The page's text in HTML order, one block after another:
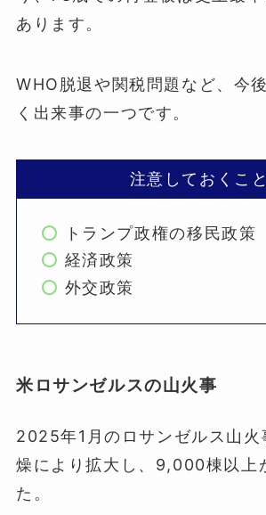
あります。
WHO脱退や関税問題など、今
く出来事の一つです。
注意しておくこと
トランプ政権の移民政策
経済政策
外交政策
米ロサンゼルスの山火事
2025年1月のロサンゼルス山火
燥により拡大し、9,000棟以上
た。